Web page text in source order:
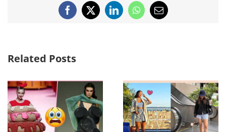
Facebook
X LinkedInWhatsApp
Email
Related Posts